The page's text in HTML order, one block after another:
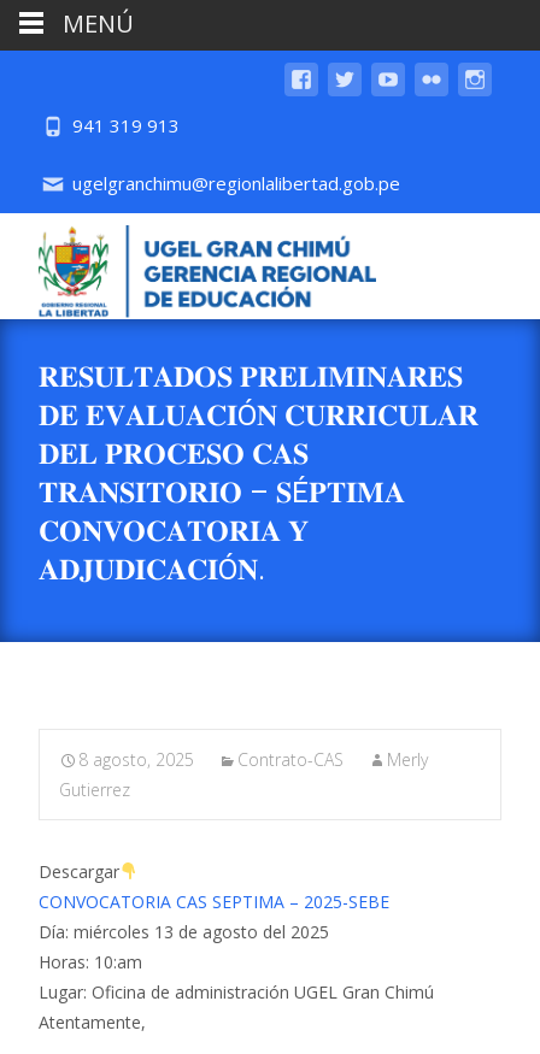
941 319 913
ugelgranchimu@regionlalibertad.gob.pe
𝐑𝐄𝐒𝐔𝐋𝐓𝐀𝐃𝐎𝐒 𝐏𝐑𝐄𝐋𝐈𝐌𝐈𝐍𝐀𝐑𝐄𝐒
𝐃𝐄 𝐄𝐕𝐀𝐋𝐔𝐀𝐂𝐈Ó𝐍 𝐂𝐔𝐑𝐑𝐈𝐂𝐔𝐋𝐀𝐑
𝐃𝐄𝐋 𝐏𝐑𝐎𝐂𝐄𝐒𝐎 𝐂𝐀𝐒
𝐓𝐑𝐀𝐍𝐒𝐈𝐓𝐎𝐑𝐈𝐎 – 𝐒É𝐏𝐓𝐈𝐌𝐀
𝐂𝐎𝐍𝐕𝐎𝐂𝐀𝐓𝐎𝐑𝐈𝐀 𝐘
𝐀𝐃𝐉𝐔𝐃𝐈𝐂𝐀𝐂𝐈Ó𝐍.
8 agosto, 2025 Contrato-CAS
Merly
Gutierrez
Descargar
CONVOCATORIA CAS SEPTIMA – 2025-SEBE
Día: miércoles 13 de agosto del 2025
Horas: 10:am
Lugar: Oficina de administración UGEL Gran Chimú
Atentamente,
MENÚ